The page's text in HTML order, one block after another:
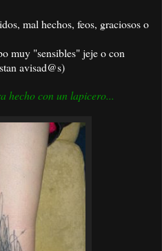
mal hechos, feos, graciosos o
muy "sensibles" jeje o con
avisad@s)
hecho con un lapicero...